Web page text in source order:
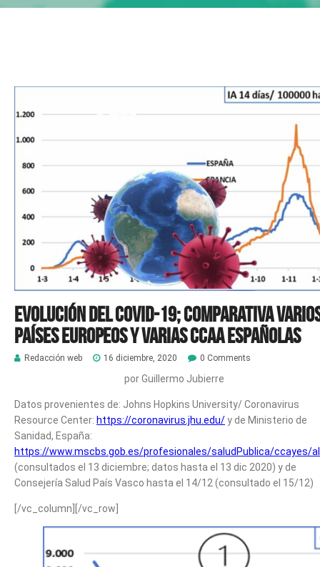
EVOLUCIÓN DEL COVID-19; Comparativa
países europeos y varias CCAA españolas
Redacción web 16 diciembre, 2020 0 Comments
por Guillermo Jubierre
Datos provenientes de: Johns Hopkins University/ Coronavirus
Resource Center: https://coronavirus.jhu.edu/y de Ministerio de
Sanidad, España:
https://www.mscbs.gob.es/profesionales/saludPublica/ccayes/
(consultados el 13 diciembre; datos hasta el 13 dic 2020) y de
Consejería Salud País Vasco hasta el 14/12 (consultado el 15/12)
[/vc_column][/vc_row]